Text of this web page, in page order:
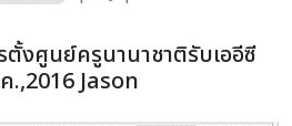
ตั้งศูนย์ครูนานาชาติรับเออีซี
.,2016 Jason